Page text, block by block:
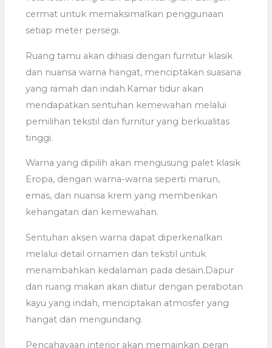
cermat untuk memaksimalkan penggunaan
setiap meter persegi.
Ruang tamu akan dihiasi dengan furnitur klasik
dan nuansa warna hangat, menciptakan suasana
yang ramah dan indah.Kamar tidur akan
mendapatkan sentuhan kemewahan melalui
pemilihan tekstil dan furnitur yang berkualitas
tinggi.
Warna yang dipilih akan mengusung palet klasik
Eropa, dengan warna-warna seperti marun,
emas, dan nuansa krem yang memberikan
kehangatan dan kemewahan.
Sentuhan aksen warna dapat diperkenalkan
melalui detail ornamen dan tekstil untuk
menambahkan kedalaman pada desain.Dapur
dan ruang makan akan diatur dengan perabotan
kayu yang indah, menciptakan atmosfer yang
hangat dan mengundang.
Pencahayaan interior akan memainkan peran